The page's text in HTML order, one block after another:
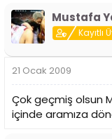
Mustafa
Kayıtlı
21 Ocak 2009
Çok geçmiş olsun
içinde aramıza